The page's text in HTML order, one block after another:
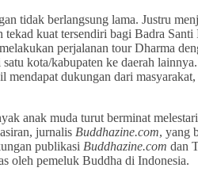
tidak berlangsung lama. Justru
tekad kuat tersendiri bagi Badra
perjalanan tour Dharma
kota/kabupaten ke daerah
mendapat dukungan dari
anak muda turut berminat
jurnalis Buddhazine.com, yang
publikasi Buddhazine.com dan
oleh pemeluk Buddha di Indonesia.